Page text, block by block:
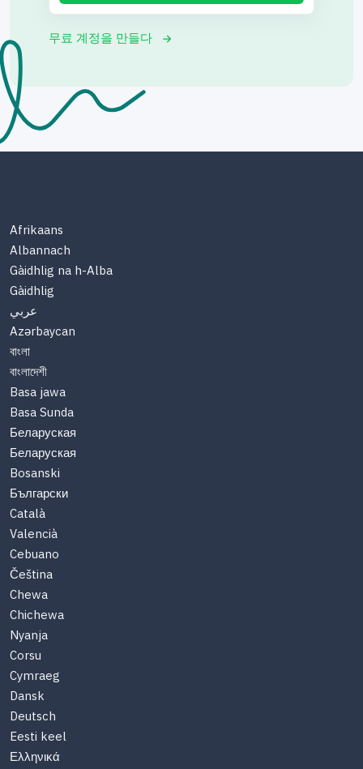
무료 계정을 만들다
Afrikaans
Albannach
Gàidhlig na h-Alba
Gàidhlig
عربي
Azərbaycan
বাংলা
বাংলাদেশী
Basa jawa
Basa Sunda
Беларуская
Беларуская
Bosanski
Български
Català
Valencià
Cebuano
Čeština
Chewa
Chichewa
Nyanja
Corsu
Cymraeg
Dansk
Deutsch
Eesti keel
Ελληνικά